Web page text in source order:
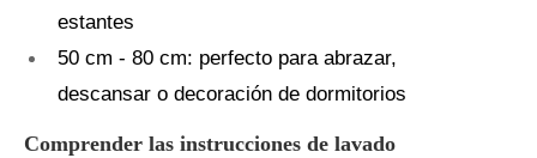
estantes
50 cm - 80 cm: perfecto para abrazar,
descansar o decoración de dormitorios
Comprender las instrucciones de lavado